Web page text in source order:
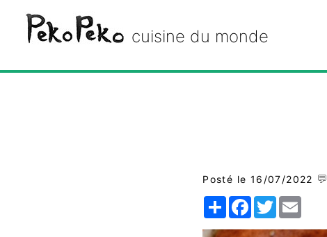
Peko Peko
cuisine du monde
Posté le 16/07/2022 💬
ShareFacebook
Twitter